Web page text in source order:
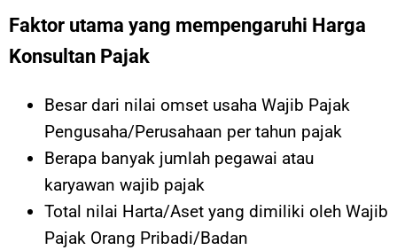
Faktor utama yang mempengaruhi Harga
Konsultan Pajak
Besar dari nilai omset usaha Wajib Pajak
Pengusaha/Perusahaan per tahun pajak
Berapa banyak jumlah pegawai atau
karyawan wajib pajak
Total nilai Harta/Aset yang dimiliki oleh Wajib
Pajak Orang Pribadi/Badan